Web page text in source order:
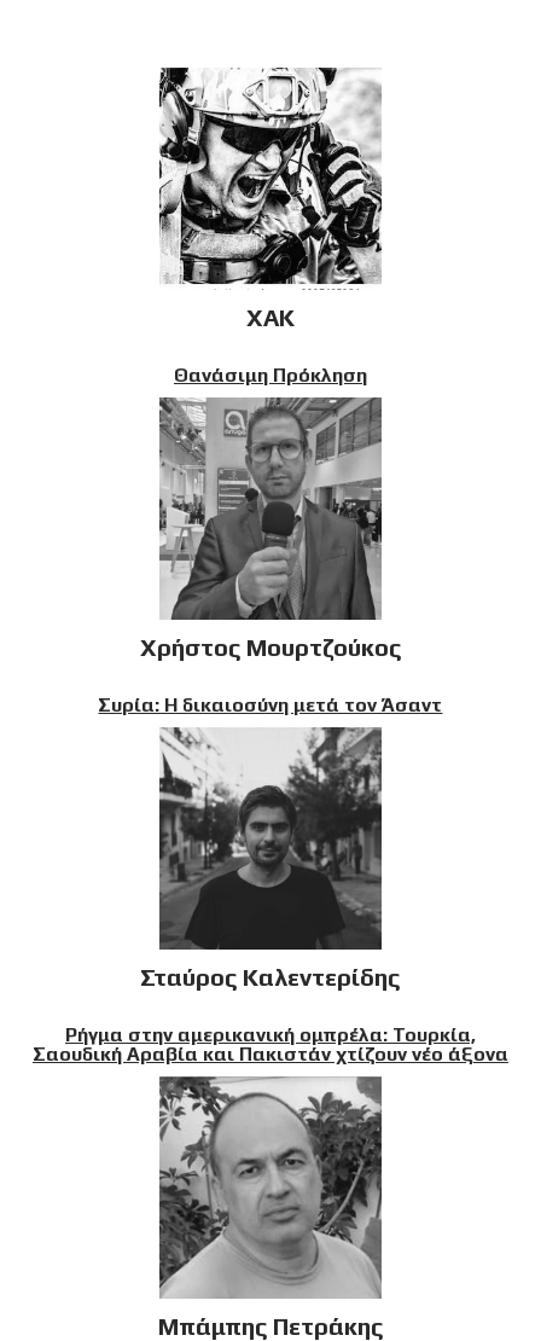
XAK
Θανάσιμη Πρόκληση
Χρήστος Μουρτζούκος
Συρία: Η δικαιοσύνη μετά τον Άσαντ
Σταύρος Καλεντερίδης
Ρήγμα στην αμερικανική ομπρέλα: Τουρκία,
Σαουδική Αραβία και Πακιστάν χτίζουν νέο άξονα
Μπάμπης Πετράκης